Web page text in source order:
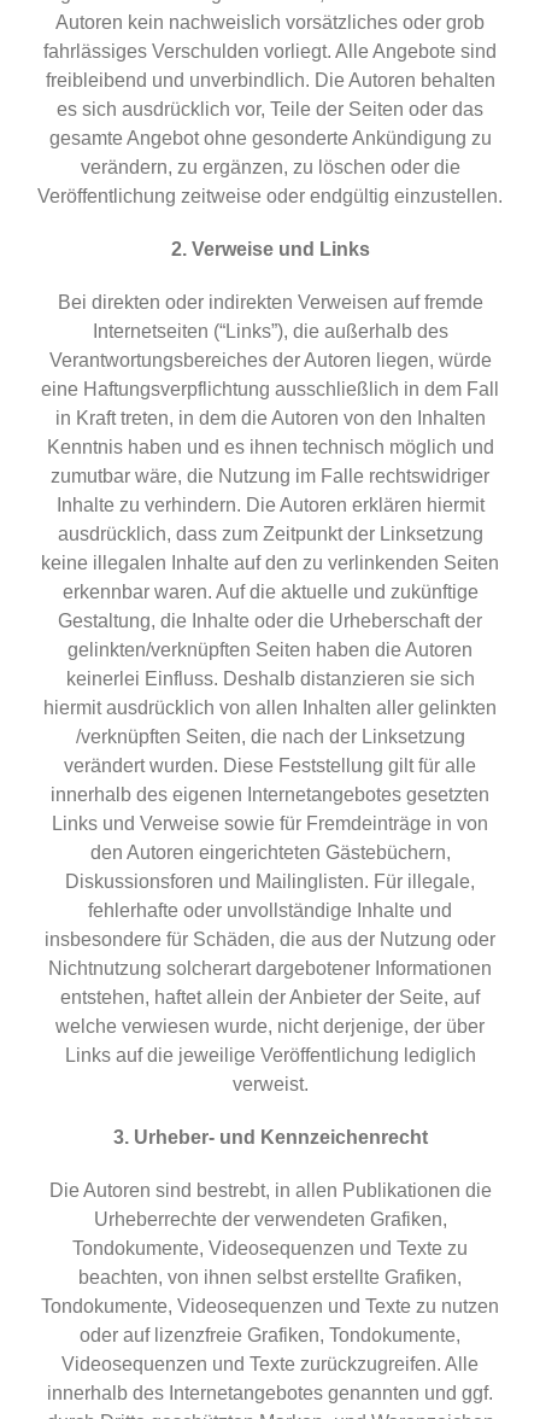
Autoren kein nachweislich vorsätzliches oder grob
fahrlässiges Verschulden vorliegt. Alle Angebote sind
freibleibend und unverbindlich. Die Autoren behalten
es sich ausdrücklich vor, Teile der Seiten oder das
gesamte Angebot ohne gesonderte Ankündigung zu
verändern, zu ergänzen, zu löschen oder die
Veröffentlichung zeitweise oder endgültig einzustellen.
2. Verweise und Links
Bei direkten oder indirekten Verweisen auf fremde
Internetseiten (“Links”), die außerhalb des
Verantwortungsbereiches der Autoren liegen, würde
eine Haftungsverpflichtung ausschließlich in dem Fall
in Kraft treten, in dem die Autoren von den Inhalten
Kenntnis haben und es ihnen technisch möglich und
zumutbar wäre, die Nutzung im Falle rechtswidriger
Inhalte zu verhindern. Die Autoren erklären hiermit
ausdrücklich, dass zum Zeitpunkt der Linksetzung
keine illegalen Inhalte auf den zu verlinkenden Seiten
erkennbar waren. Auf die aktuelle und zukünftige
Gestaltung, die Inhalte oder die Urheberschaft der
gelinkten/verknüpften Seiten haben die Autoren
keinerlei Einfluss. Deshalb distanzieren sie sich
hiermit ausdrücklich von allen Inhalten aller gelinkten
/verknüpften Seiten, die nach der Linksetzung
verändert wurden. Diese Feststellung gilt für alle
innerhalb des eigenen Internetangebotes gesetzten
Links und Verweise sowie für Fremdeinträge in von
den Autoren eingerichteten Gästebüchern,
Diskussionsforen und Mailinglisten. Für illegale,
fehlerhafte oder unvollständige Inhalte und
insbesondere für Schäden, die aus der Nutzung oder
Nichtnutzung solcherart dargebotener Informationen
entstehen, haftet allein der Anbieter der Seite, auf
welche verwiesen wurde, nicht derjenige, der über
Links auf die jeweilige Veröffentlichung lediglich
verweist.
3. Urheber- und Kennzeichenrecht
Die Autoren sind bestrebt, in allen Publikationen die
Urheberrechte der verwendeten Grafiken,
Tondokumente, Videosequenzen und Texte zu
beachten, von ihnen selbst erstellte Grafiken,
Tondokumente, Videosequenzen und Texte zu nutzen
oder auf lizenzfreie Grafiken, Tondokumente,
Videosequenzen und Texte zurückzugreifen. Alle
innerhalb des Internetangebotes genannten und ggf.